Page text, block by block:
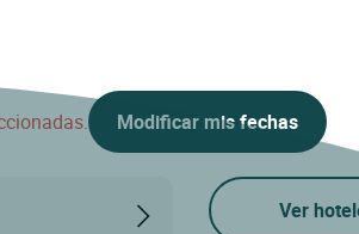
Modificar mis fechas
Ver